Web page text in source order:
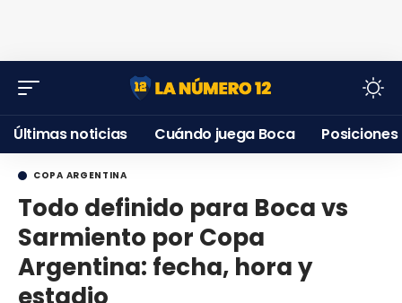
Últimas noticias Cuándo juega Boca Posiciones
COPA ARGENTINA
Todo definido para Boca vs
Sarmiento por Copa
Argentina: fecha, hora y